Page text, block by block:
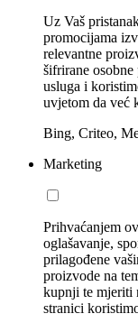
Uz Vaš
promocijama
relevantne
šifrirane
usluga i
uvjetom da već
Bing, Criteo,
Marketing
Prihvaćanjem
oglašavanje,
prilagođene
proizvode na
kupnji te mjeriti
stranici